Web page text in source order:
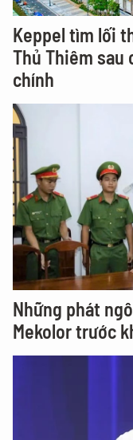
Keppel tìm lối
Thủ Thiêm sau
chính
Những phát
Mekolor trước